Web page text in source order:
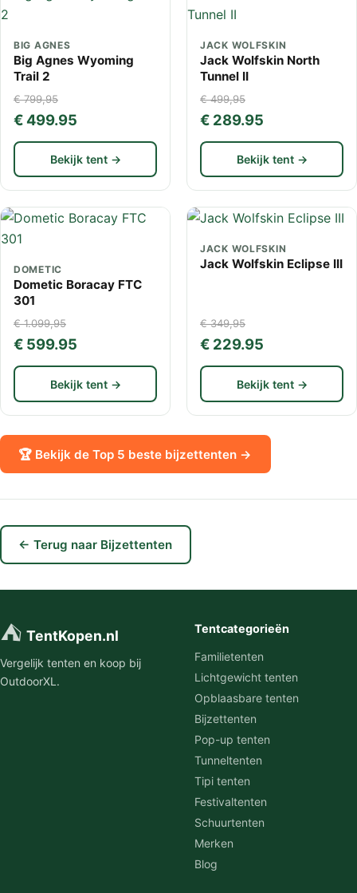
BIG AGNES
Big Agnes Wyoming
Trail 2
€ 799,95
€ 499.95
Bekijk tent →
JACK WOLFSKIN
Jack Wolfskin North
Tunnel II
€ 499,95
€ 289.95
Bekijk tent →
DOMETIC
Dometic Boracay FTC
301
€ 1.099,95
€ 599.95
Bekijk tent →
JACK WOLFSKIN
Jack Wolfskin Eclipse III
€ 349,95
€ 229.95
Bekijk tent →
🏆 Bekijk de Top 5 beste bijzettenten →
← Terug naar Bijzettenten
⛺ TentKopen.nl
Vergelijk tenten en koop bij
OutdoorXL.
Tentcategorieën
Familietenten
Lichtgewicht tenten
Opblaasbare tenten
Bijzettenten
Pop-up tenten
Tunneltenten
Tipi tenten
Festivaltenten
Schuurtenten
Merken
Blog